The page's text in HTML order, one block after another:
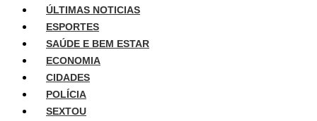
ÚLTIMAS NOTICIAS
ESPORTES
SAÚDE E BEM ESTAR
ECONOMIA
CIDADES
POLÍCIA
SEXTOU